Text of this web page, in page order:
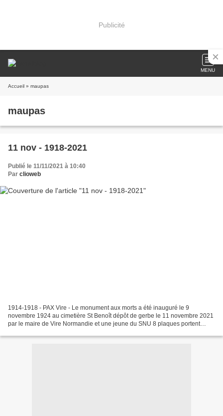
Publicité
MENU
Accueil » maupas
maupas
11 nov - 1918-2021
Publié le 11/11/2021 à 10:40
Par clioweb
1914-1918 - PAX Vire - Le monument aux morts a été inauguré le 9
novembre 1924 au cimetière St Benoît dépôt de gerbe le 11 novembre 2021
par le maire de Vire Normandie et une jeune du SNU 8 plaques portent